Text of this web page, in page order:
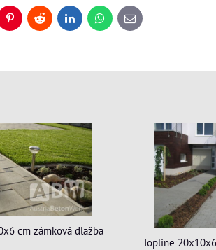
PinterestReddit LinkedInWhatsApp
E-
mail
cm zámková dlažba
Topline